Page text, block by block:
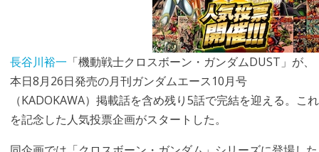
長谷川裕一 「機動戦士クロスボーン・ガンダムDUST」が、
本日8月26日発売の月刊ガンダムエース10月号
（KADOKAWA）掲載話を含め残り5話で完結を迎える。これ
を記念した人気投票企画がスタートした。